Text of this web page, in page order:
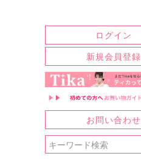
ログイン
新規会員登録
お問い合わせ